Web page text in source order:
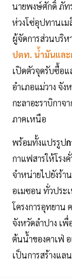
นายพงษ์ศักดิ์ ภัท
ห่วงโซ่อุปทานเ
ผู้จัดการส่วนบริ
ปตท. น้ำมันและ
เปิดตัวจุดรับซื้อ
อำเภอแม่วาง จั
กะลาอะราบิกา
ภาคเหนือ
พร้อมทั้งแปรรูป
กาแฟสารให้โรงคั่
จำหน่ายไปยังร้า
อเมซอน ทั่วประ
โครงการอุทยาน
จังหวัดลำปาง เพื่
ต้นน้ำของคาเฟ่
เป็นการสร้างแล